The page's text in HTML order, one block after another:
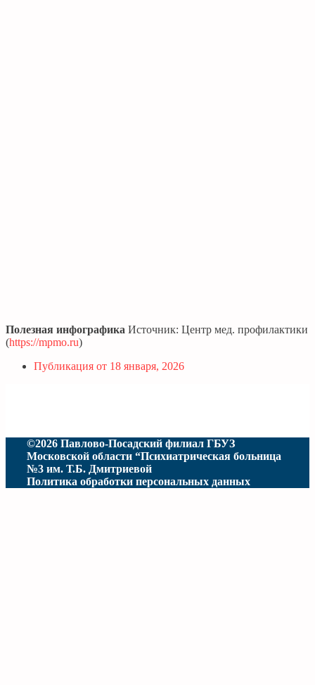
Полезная инфографика Источник: Центр мед. профилактики
(https://mpmo.ru)
Публикация от 18 января, 2026
©2026 Павлово-Посадский филиал ГБУЗ
Московской области “Психиатрическая больница
№3 им. Т.Б. Дмитриевой
Политика обработки персональных данных